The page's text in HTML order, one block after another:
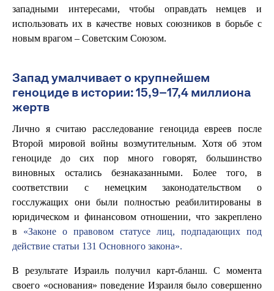
западными интересами, чтобы оправдать немцев и
использовать их в качестве новых союзников в борьбе с
новым врагом – Советским Союзом.
Запад умалчивает о крупнейшем
геноциде в истории: 15,9–17,4 миллиона
жертв
Лично я считаю расследование геноцида евреев после
Второй мировой войны возмутительным. Хотя об этом
геноциде до сих пор много говорят, большинство
виновных остались безнаказанными. Более того, в
соответствии с немецким законодательством о
госслужащих они были полностью реабилитированы в
юридическом и финансовом отношении, что закреплено
в «Законе о правовом статусе лиц, подпадающих под
действие статьи 131 Основного закона».
В результате Израиль получил карт-бланш. С момента
своего «основания» поведение Израиля было совершенно